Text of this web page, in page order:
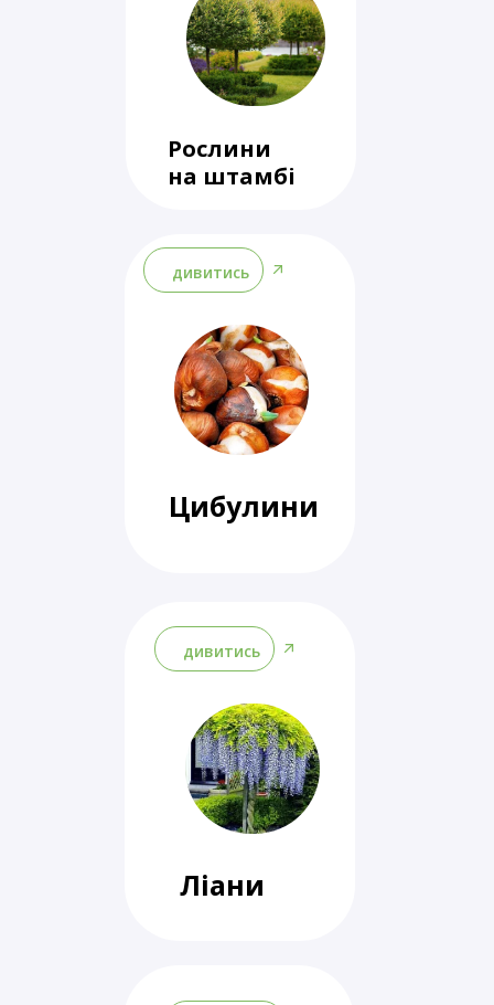
Ліани
дивитись
Рослини
на штамбі
Цибулини
дивитись